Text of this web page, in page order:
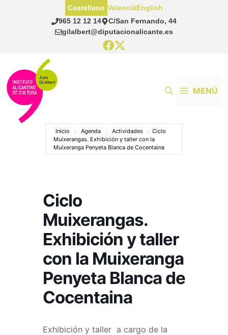
965 12 12 14
C/San Fernando, 44
gilalbert@diputacionalicante.es
Castellano ValenciàEnglish
MENÚ
Inicio Agenda Actividades
Ciclo
Muixerangas. Exhibición y taller con la
Muixeranga Penyeta Blanca de Cocentaina
Ciclo
Muixerangas.
Exhibición y taller
con la Muixeranga
Penyeta Blanca de
Cocentaina
Exhibición y taller a cargo de la